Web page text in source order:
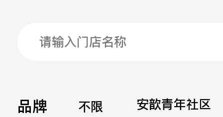
品牌 不限
安歆青年社区
留言